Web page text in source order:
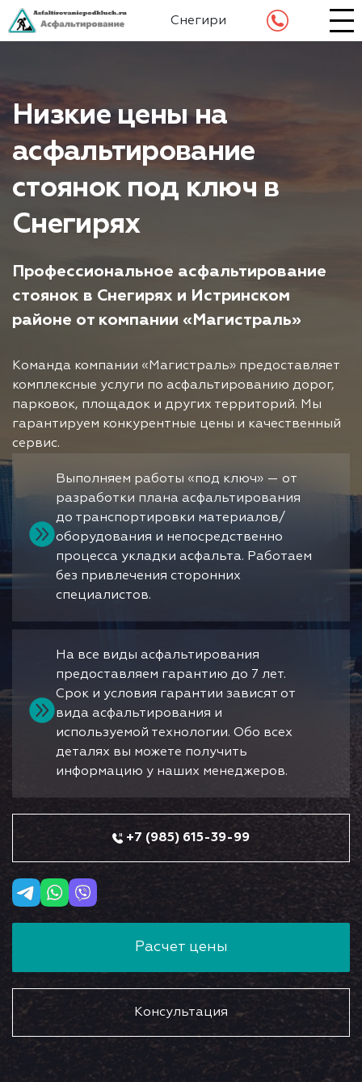
Снегири
Низкие цены на
асфальтирование
стоянок под ключ в
Снегирях
Профессиональное асфальтирование
стоянок в Снегирях и Истринском
районе от компании «Магистраль»
Команда компании «Магистраль» предоставляет
комплексные услуги по асфальтированию дорог,
парковок, площадок и других территорий. Мы
гарантируем конкурентные цены и качественный
сервис.
Выполняем работы «под ключ» — от
разработки плана асфальтирования
до транспортировки материалов/
оборудования и непосредственно
процесса укладки асфальта. Работаем
без привлечения сторонних
специалистов.
На все виды асфальтирования
предоставляем гарантию до 7 лет.
Срок и условия гарантии зависят от
вида асфальтирования и
используемой технологии. Обо всех
деталях вы можете получить
информацию у наших менеджеров.
+7 (985) 615-39-99
Расчет цены
Консультация